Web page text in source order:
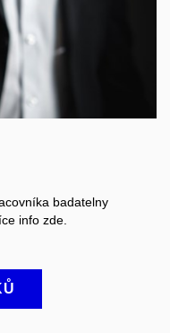
badatelny
info zde.